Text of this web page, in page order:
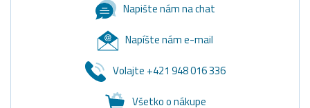
Napište nám na chat
Napíšte nám e-mail
Volajte +421 948 016 336
Všetko o nákupe